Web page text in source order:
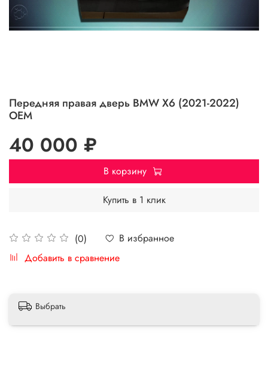
Передняя правая дверь BMW X6 (2021-2022)
OEM
(0)
В избранное
Добавить в сравнение
40 000 ₽
В корзину
Купить в 1 клик
Выбрать